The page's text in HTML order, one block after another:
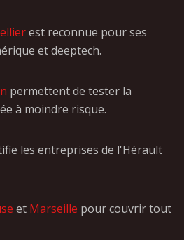
est reconnue pour ses
et deeptech.
permettent de tester la
à moindre risque.
les entreprises de l'Hérault
et Marseille pour couvrir tout